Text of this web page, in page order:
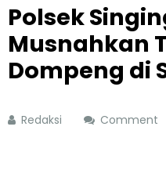
Polsek
Musnahkan
Dompeng di
Redaksi Comment